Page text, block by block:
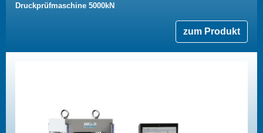
Druckprüfmaschine 5000kN
zum Produkt